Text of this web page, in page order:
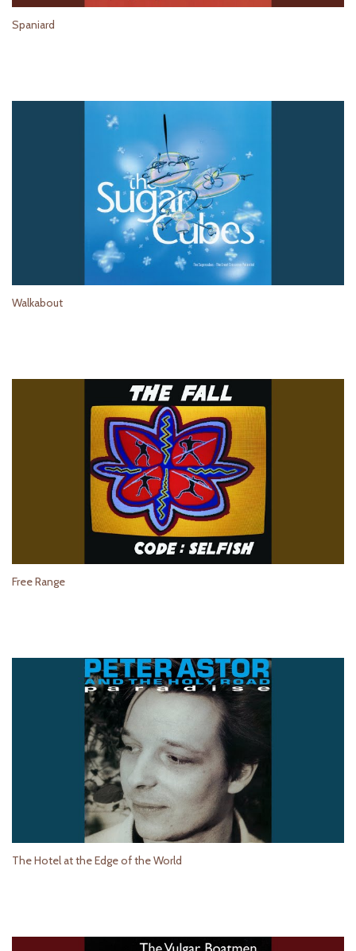
Spaniard
Walkabout
Free Range
The Hotel at the Edge of the World